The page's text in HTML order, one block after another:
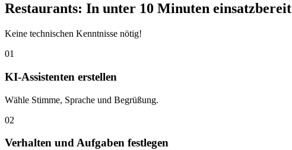
Restaurants: In unter 10 Minuten einsatzbereit
Keine technischen Kenntnisse nötig!
01
KI-Assistenten erstellen
Wähle Stimme, Sprache und Begrüßung.
02
Verhalten und Aufgaben festlegen